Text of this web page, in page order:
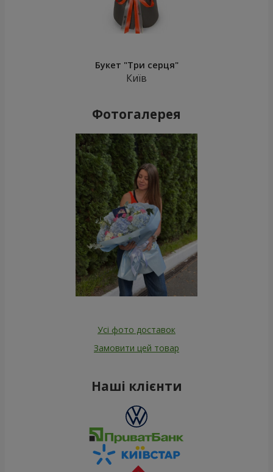
Букет "Три серця"
Київ
Фотогалерея
Усі фото доставок
Замовити цей товар
Наші клієнти